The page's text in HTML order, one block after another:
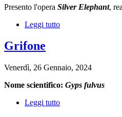
Mare
di
Presento l'opera Silver Elephant,
Leggi tutto
Grifone
Venerdì, 26 Gennaio, 2024
Nome scientifico: Gyps fulvus
Leggi tutto